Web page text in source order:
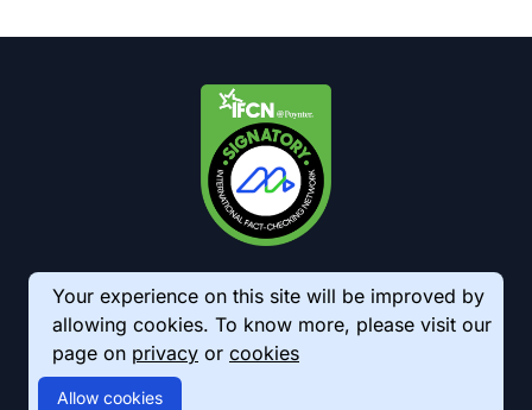
Your experience on this site will be improved by
allowing cookies. To know more, please visit our
page on privacy or cookies
Allow cookies
© 2026 AkhbarMeter. All Rights Reserved